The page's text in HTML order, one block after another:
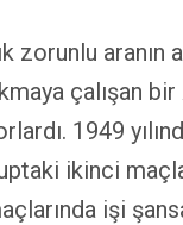
aranın
1949
ikinci
işi